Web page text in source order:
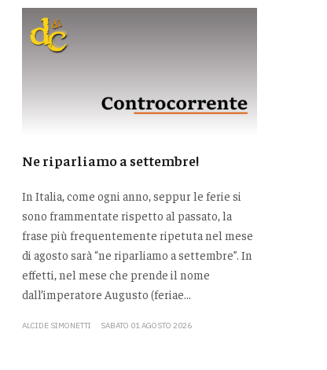
Ne riparliamo a settembre!
In Italia, come ogni anno, seppur le ferie si
sono frammentate rispetto al passato, la
frase più frequentemente ripetuta nel mese
di agosto sarà “ne riparliamo a settembre”. In
effetti, nel mese che prende il nome
dall’imperatore Augusto (feriae...
ALCIDE SIMONETTI SABATO 01 AGOSTO 2026